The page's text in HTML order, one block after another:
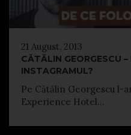
21 August, 2013
CĂTĂLIN GEORGESCU
INSTAGRAMUL?
Pe Cătălin Georgescu l-
Experience Hotel...